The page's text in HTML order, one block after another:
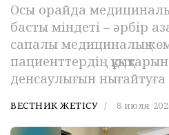
Осы орайда
басты міндеті – әрбір
сапалы медициналық
пациенттердің
денсаулығын нығайтуға
ВЕСТНИК ЖЕТІСУ 8 июля